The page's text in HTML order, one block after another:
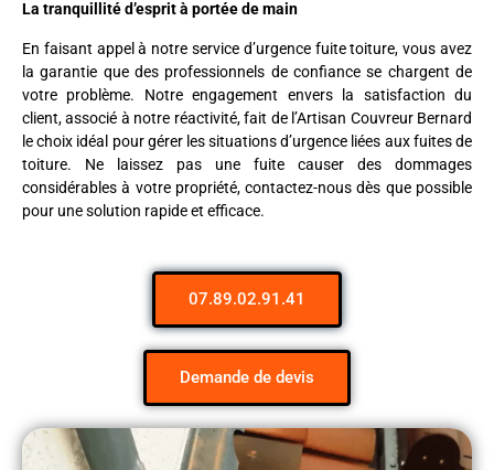
La tranquillité d’esprit à portée de main
En faisant appel à notre service d’urgence fuite toiture, vous avez
la garantie que des professionnels de confiance se chargent de
votre problème. Notre engagement envers la satisfaction du
client, associé à notre réactivité, fait de l’Artisan Couvreur Bernard
le choix idéal pour gérer les situations d’urgence liées aux fuites de
toiture. Ne laissez pas une fuite causer des dommages
considérables à votre propriété, contactez-nous dès que possible
pour une solution rapide et efficace.
07.89.02.91.41
Demande de devis